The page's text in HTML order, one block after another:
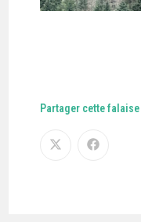
Partager cette falaise